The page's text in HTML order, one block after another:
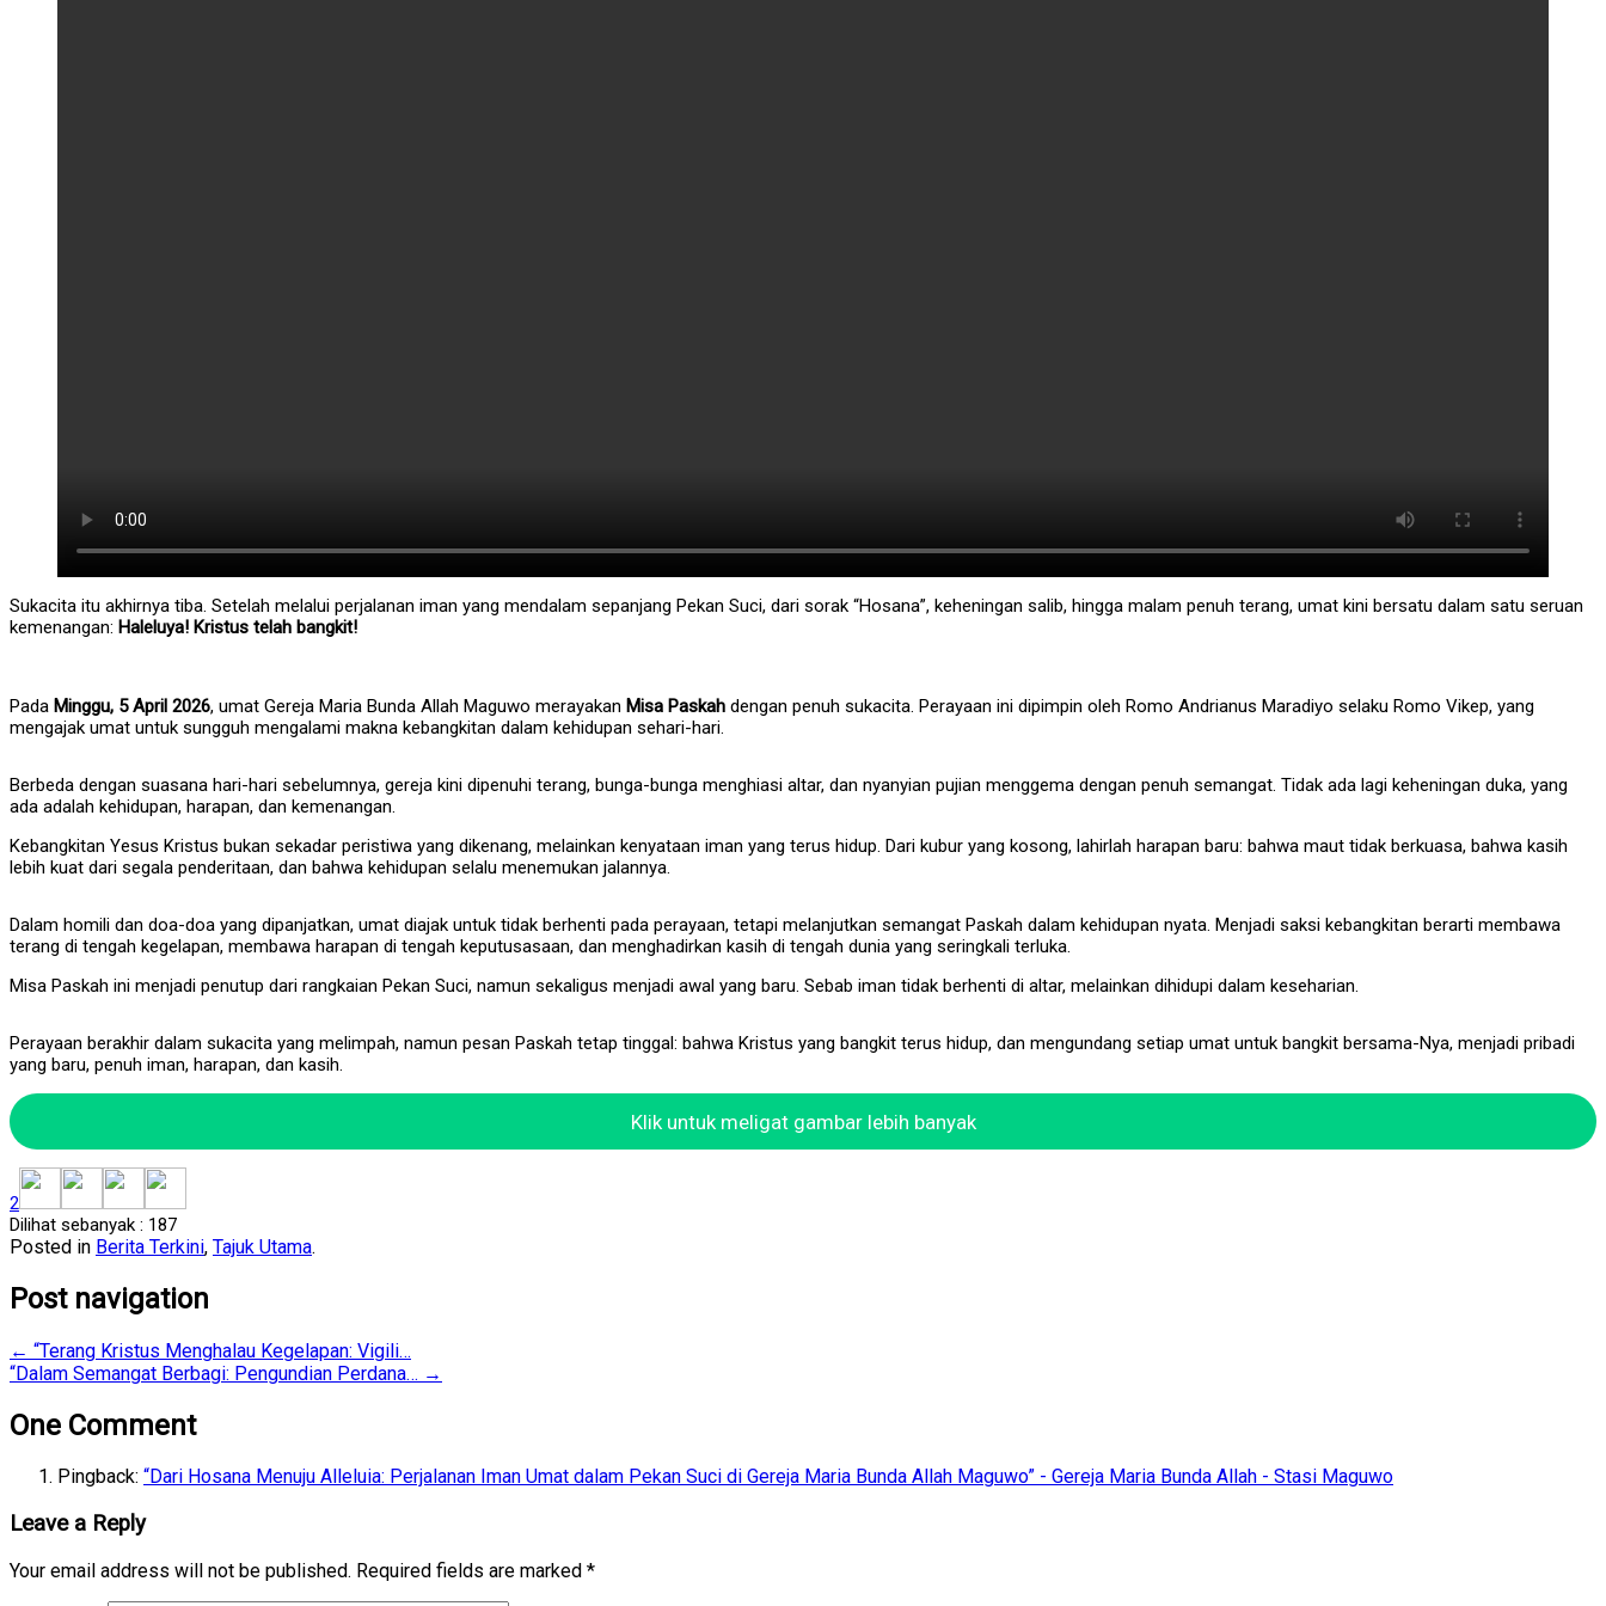
Sukacita itu akhirnya tiba. Setelah melalui perjalanan iman yang mendalam sepanjang Pekan Suci, dari sorak “Hosana”, keheningan salib, hingga malam penuh terang, umat kini bersatu dalam satu seruan
kemenangan: Haleluya! Kristus telah bangkit!
Pada Minggu, 5 April 2026, umat Gereja Maria Bunda Allah Maguwo merayakan Misa Paskah dengan penuh sukacita. Perayaan ini dipimpin oleh Romo Andrianus Maradiyo selaku Romo Vikep, yang
mengajak umat untuk sungguh mengalami makna kebangkitan dalam kehidupan sehari-hari.
Berbeda dengan suasana hari-hari sebelumnya, gereja kini dipenuhi terang, bunga-bunga menghiasi altar, dan nyanyian pujian menggema dengan penuh semangat. Tidak ada lagi keheningan duka, yang
ada adalah kehidupan, harapan, dan kemenangan.
Kebangkitan Yesus Kristus bukan sekadar peristiwa yang dikenang, melainkan kenyataan iman yang terus hidup. Dari kubur yang kosong, lahirlah harapan baru: bahwa maut tidak berkuasa, bahwa kasih
lebih kuat dari segala penderitaan, dan bahwa kehidupan selalu menemukan jalannya.
Dalam homili dan doa-doa yang dipanjatkan, umat diajak untuk tidak berhenti pada perayaan, tetapi melanjutkan semangat Paskah dalam kehidupan nyata. Menjadi saksi kebangkitan berarti membawa
terang di tengah kegelapan, membawa harapan di tengah keputusasaan, dan menghadirkan kasih di tengah dunia yang seringkali terluka.
Misa Paskah ini menjadi penutup dari rangkaian Pekan Suci, namun sekaligus menjadi awal yang baru. Sebab iman tidak berhenti di altar, melainkan dihidupi dalam keseharian.
Perayaan berakhir dalam sukacita yang melimpah, namun pesan Paskah tetap tinggal: bahwa Kristus yang bangkit terus hidup, dan mengundang setiap umat untuk bangkit bersama-Nya, menjadi pribadi
yang baru, penuh iman, harapan, dan kasih.
Klik untuk meligat gambar lebih banyak
2
Dilihat sebanyak : 187
Posted in Berita Terkini, Tajuk Utama.
Post navigation
← “Terang Kristus Menghalau Kegelapan: Vigili…
“Dalam Semangat Berbagi: Pengundian Perdana… →
One Comment
Pingback: “Dari Hosana Menuju Alleluia: Perjalanan Iman Umat dalam Pekan Suci di Gereja Maria Bunda Allah Maguwo” - Gereja Maria Bunda Allah - Stasi Maguwo
Leave a Reply
Your email address will not be published. Required fields are marked *